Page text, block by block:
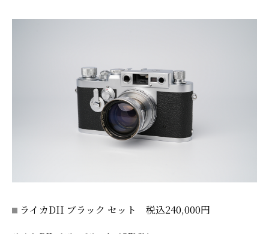
ライカDII ブラック セット 税込240,000円